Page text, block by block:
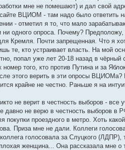
мне не помешают) и дал свой
ВЦИОМ - там надо было ответить
- отметил я то, что мало
одного опроса. Почему? Предположу,
Кремля. Почти запрещенная. Что я
те, кто устраивает власть. На мой
попал уже лет 20-18 назад в
того, кто против Путина и за
этого верить в эти опросы
крайне не честно. Раньше я на
не верит в честность выборов - все
не верю в честность выборов в
проездного в метро. Хоть
Приза мне не дали. Коллеги
голосовала за Слуцкого (ЛДПР),
женщина... Она рассказала мне о